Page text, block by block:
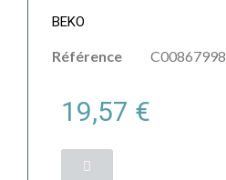
BEKO
Référence C00867998
19,57 €